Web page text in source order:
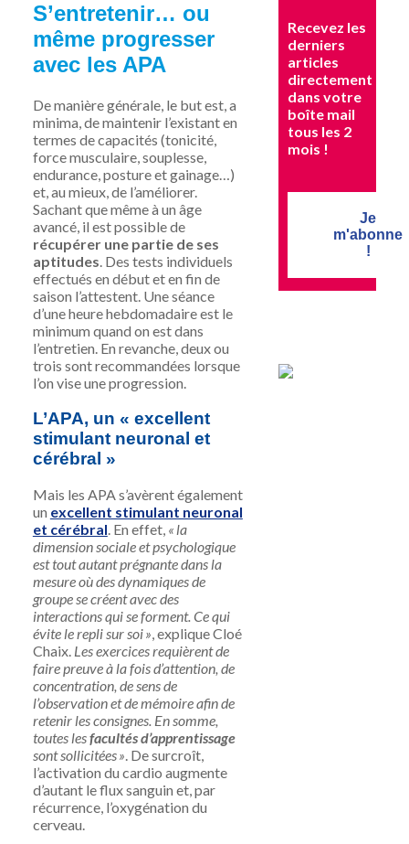
S’entretenir… ou
même progresser
avec les APA
De manière générale, le but est, a
minima, de maintenir l’existant en
termes de capacités (tonicité,
force musculaire, souplesse,
endurance, posture et gainage…)
et, au mieux, de l’améliorer.
Sachant que même à un âge
avancé, il est possible de
récupérer une partie de ses
aptitudes. Des tests individuels
effectués en début et en fin de
saison l’attestent. Une séance
d’une heure hebdomadaire est le
minimum quand on est dans
l’entretien. En revanche, deux ou
trois sont recommandées lorsque
l’on vise une progression.
L’APA, un « excellent
stimulant neuronal et
cérébral »
Mais les APA s’avèrent également
un excellent stimulant neuronal
et cérébral. En effet, « la
dimension sociale et psychologique
est tout autant prégnante dans la
mesure où des dynamiques de
groupe se créent avec des
interactions qui se forment. Ce qui
évite le repli sur soi », explique Cloé
Chaix. Les exercices requièrent de
faire preuve à la fois d’attention, de
concentration, de sens de
l’observation et de mémoire afin de
retenir les consignes. En somme,
toutes lesfacultés d’apprentissage
sont sollicitées ». De surcroît,
l’activation du cardio augmente
d’autant le flux sanguin et, par
récurrence, l’oxygénation du
cerveau.
Recevez les
derniers
articles
directement
dans votre
boîte mail
tous les 2
mois !
Je
m'abonne
!